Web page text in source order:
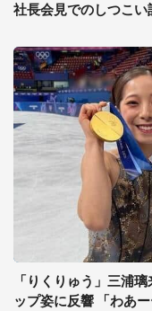
社長会見でのしつこ
「りくりゅう」三浦
ップ姿に反響 「わあ